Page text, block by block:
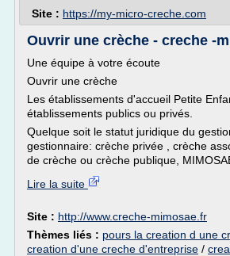
Site : https://my-micro-creche.com
Ouvrir une crèche - creche -
Une équipe à votre écoute
Ouvrir une crèche
Les établissements d'accueil Petite
établissements publics ou privés.
Quelque soit le statut juridique du
gestionnaire: crèche privée , crèche
de crèche ou crèche publique,
Lire la suite
Site : http://www.creche-mimosae.fr
Thèmes liés : pours la creation d une
creation d'une creche d'entreprise /